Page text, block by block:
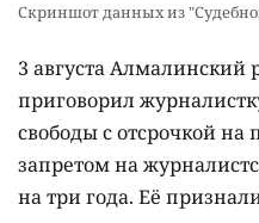
Скриншот данных из
3 августа
приговорил
свободы с отсрочкой на
запретом на
на три года. Её